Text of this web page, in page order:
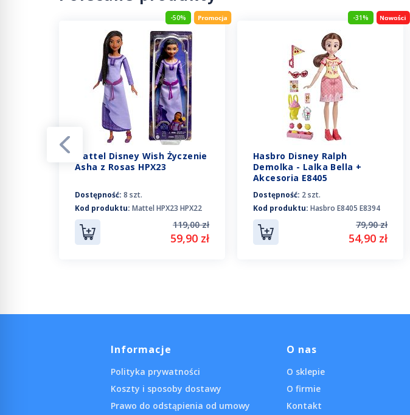
-50%
Mattel Disney Wish Życzenie
Asha z Rosas HPX23
Dostępność: 8 szt.
Kod produktu: Mattel HPX23 HPX22
119,00 zł
59,90 zł
-31%
Hasbro Disney Ralph
Demolka - Lalka Bella +
Akcesoria E8405
Dostępność: 2 szt.
Kod produktu: Hasbro E8405 E8394
79,90 zł
54,90 zł
Informacje
Polityka prywatności
Koszty i sposoby dostawy
Prawo do odstąpienia od umowy
O nas
O sklepie
O firmie
Kontakt